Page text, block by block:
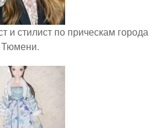
и стилист по прическам города
Тюмени.